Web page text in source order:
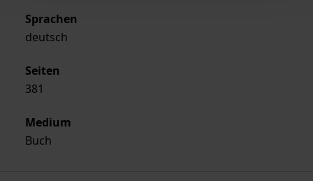
Sprachen
deutsch
Seiten
381
Medium
Buch